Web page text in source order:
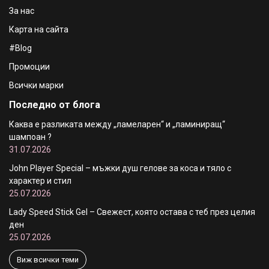
За нас
Карта на сайта
#Blog
Промоции
Всички марки
Последно от блога
Каква е разликата между „ламеларен“ и „ламиниращ“
шампоан ?
31.07.2026
John Player Special – мъжки душ гелове за коса и тяло с
характер и стил
25.07.2026
Lady Speed Stick Gel – Свежест, която остава с теб през целия
ден
25.07.2026
Виж всички теми